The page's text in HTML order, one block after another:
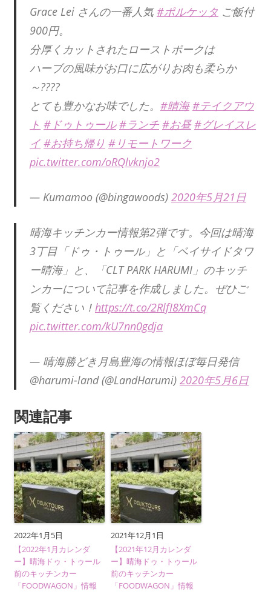
Grace Lei さんの一番人気#ポルケッタ ご飯付
900円。
分厚くカットされたローストポークは
ハーブの風味がお口に広がりお肉も柔らか
～????
とても豊かなお味でした。 #晴海 #テイクアウ
ト #ドゥトゥール #ランチ #お昼 #グレイスレ
イ #お持ち帰り #リモートワーク
pic.twitter.com/oRQlvknjo2
— Kumamoo (@bingawoods) 2020年5月21日
晴海キッチンカー情報第2弾です。今回は晴海
3丁目「ドゥ・トゥール」と「ベイサイドタワ
ー晴海」と、「CLT PARK HARUMI」のキッチ
ンカーについて記事を作成しました。ぜひご
覧ください！ https://t.co/2RlfI8XmCq
pic.twitter.com/kU7nn0gdja
— 晴海勝どき月島豊海の情報ほぼ毎日発信
@harumi-land (@LandHarumi) 2020年5月6日
関連記事
2022年1月5日
【2022年1月カレンダ
ー】晴海ドゥ・トゥール
前のキッチンカー
「FOODWAGON」情報
2021年12月1日
【2021年12月カレンダ
ー】晴海ドゥ・トゥール
前のキッチンカー
「FOODWAGON」情報